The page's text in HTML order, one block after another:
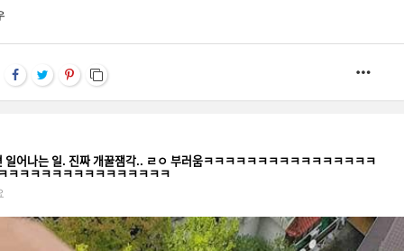
일어나는 일. 진짜 개꿀잼각.. ㄹㅇ 부러움ㅋㅋㅋㅋㅋㅋㅋㅋㅋㅋㅋㅋㅋㅋㅋㅋ
ㅋㅋㅋㅋㅋㅋㅋㅋㅋㅋㅋㅋㅋㅋㅋ